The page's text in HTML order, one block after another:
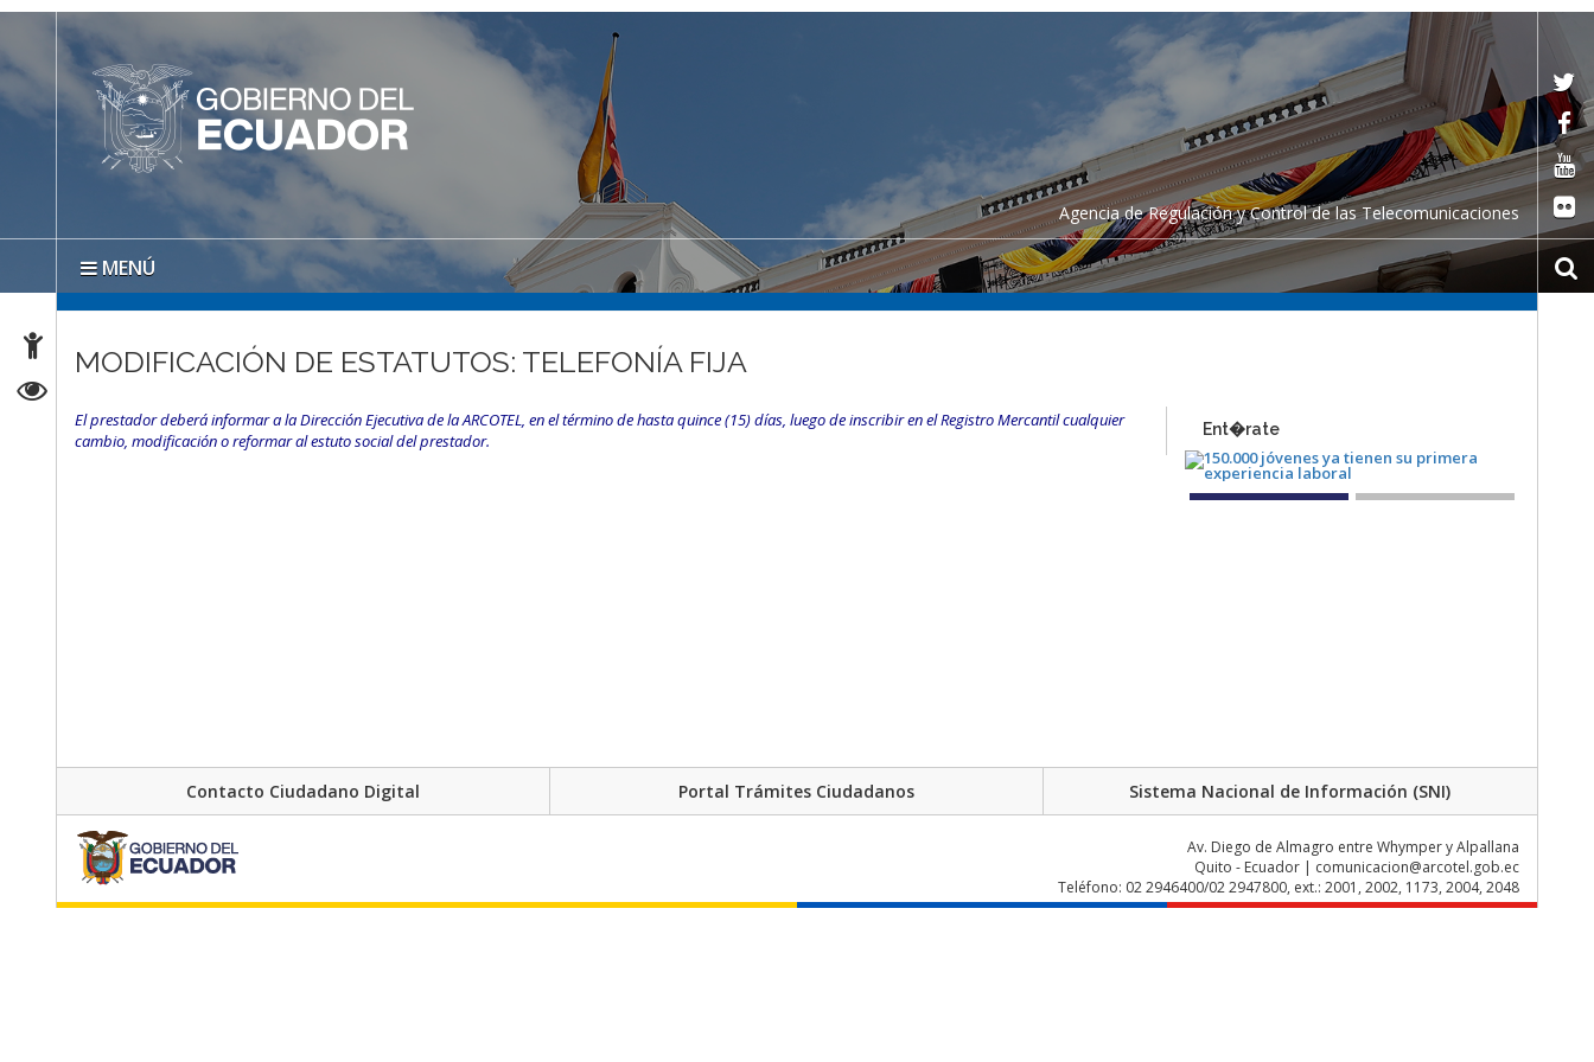
Agencia de Regulación y Control de las Telecomunicaciones
MENÚ
MODIFICACIÓN DE ESTATUTOS: TELEFONÍA FIJA
El prestador deberá informar a la Dirección Ejecutiva de la ARCOTEL, en el término de hasta quince (15) días, luego de inscribir en el Registro Mercantil cualquier
cambio, modificación o reformar al estuto social del prestador.
Ent�rate
Contacto Ciudadano Digital Portal Trámites Ciudadanos Sistema Nacional de Información (SNI)
Av. Diego de Almagro entre Whymper y Alpallana
Quito - Ecuador | comunicacion@arcotel.gob.ec
Teléfono: 02 2946400/02 2947800, ext.: 2001, 2002, 1173, 2004, 2048